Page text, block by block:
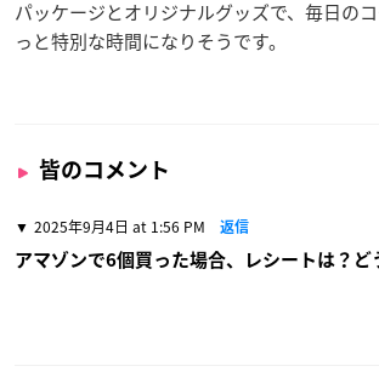
パッケージとオリジナルグッズで、毎日の
っと特別な時間になりそうです。
皆のコメント
2025年9月4日 at 1:56 PM 返信
アマゾンで6個買った場合、レシートは？ど